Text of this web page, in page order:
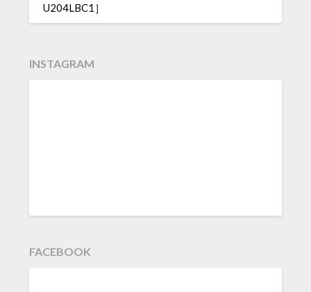
U204LBC1］
INSTAGRAM
FACEBOOK